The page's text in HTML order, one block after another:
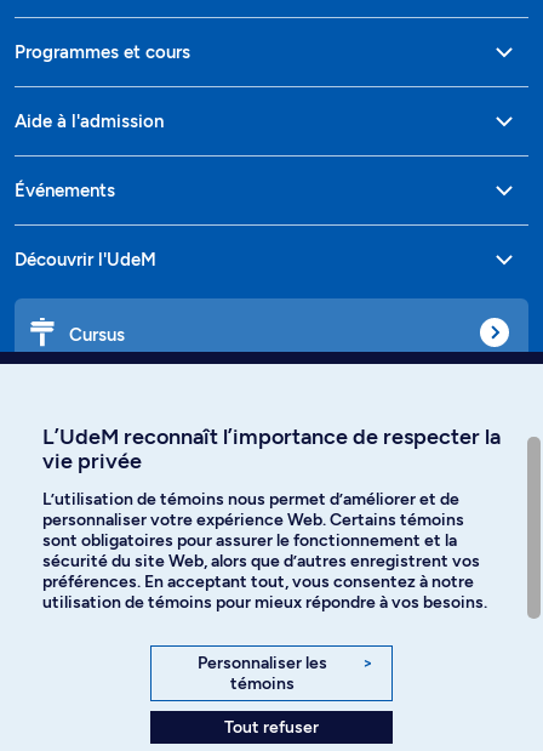
Programmes et cours
Aide à l'admission
Événements
Découvrir l'UdeM
Cursus
Langues
Facebook Instagram
YouTube
L’UdeM reconnaît l’importance de respecter la
vie privée
L’utilisation de témoins nous permet d’améliorer et de
personnaliser votre expérience Web. Certains témoins
sont obligatoires pour assurer le fonctionnement et la
sécurité du site Web, alors que d’autres enregistrent vos
préférences. En acceptant tout, vous consentez à notre
utilisation de témoins pour mieux répondre à vos besoins.
Personnaliser les
témoins
>
Tout refuser